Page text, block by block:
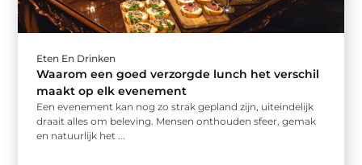
Eten En Drinken
Waarom een goed verzorgde lunch het verschil
maakt op elk evenement
Een evenement kan nog zo strak gepland zijn, uiteindelijk
draait alles om beleving. Mensen onthouden sfeer, gemak
en natuurlijk het ...